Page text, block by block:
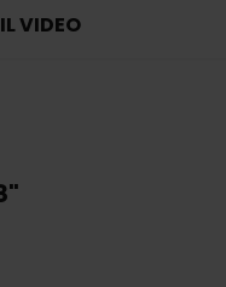
VIDEO